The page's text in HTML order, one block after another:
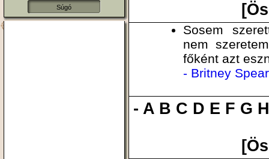
Súgó
Sosem
nem
főként azt
- Britney
-A B C D E F G